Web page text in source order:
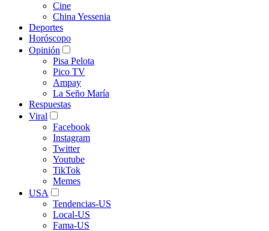
Cine
China Yessenia
Deportes
Horóscopo
Opinión
Pisa Pelota
Pico TV
Ampay
La Seño María
Respuestas
Viral
Facebook
Instagram
Twitter
Youtube
TikTok
Memes
USA
Tendencias-US
Local-US
Fama-US